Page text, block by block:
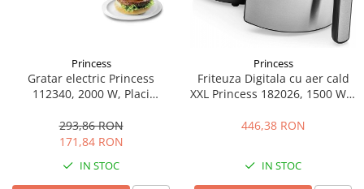
Sport & Activitati in aer liber
Climatizare & incalzire
Accesorii aparate climatizare
Aparate de spalat cu presiune
Princess
Gratar electric Princess
112340, 2000 W, Placi
Deschidere la 180°, Termostat
reglabil, Manere CoolTouch,
293,86 RON
171,84 RON
IN STOC
Princess
Friteuza Digitala cu aer cald
XXL Princess 182026, 1500 W, ,
446,38 RON
IN STOC